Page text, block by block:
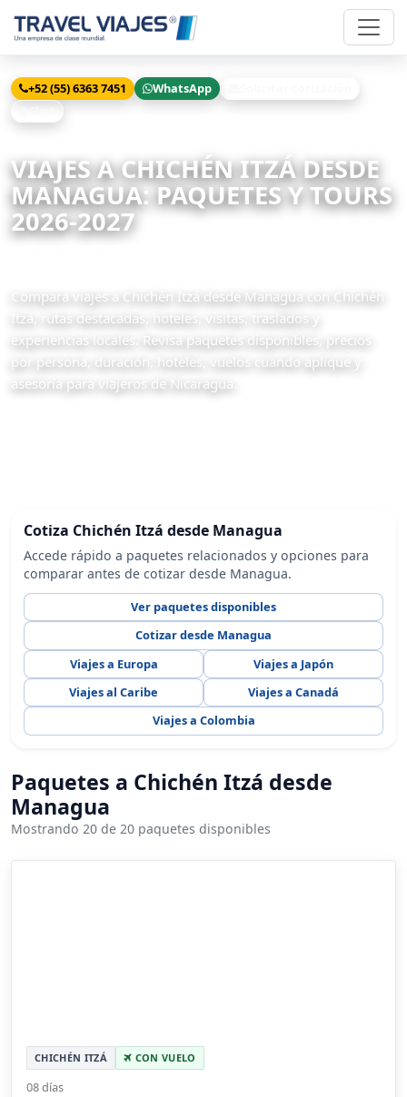
+52 (55) 6363 7451 WhatsApp
VIAJES A CHICHÉN ITZÁ DESDE
MANAGUA: PAQUETES Y TOURS
2026-2027
Compara viajes a Chichén Itzá desde Managua con Chichén
Itzá, rutas destacadas, hoteles, visitas, traslados y
experiencias locales. Revisa paquetes disponibles, precios
por persona, duración, hoteles, vuelos cuando aplique y
asesoría para viajeros de Nicaragua.
Cotiza Chichén Itzá desde Managua
Accede rápido a paquetes relacionados y opciones para
comparar antes de cotizar desde Managua.
Ver paquetes disponibles
Cotizar desde Managua
Viajes a Europa
Viajes a Japón
Viajes al Caribe
Viajes a Canadá
Viajes a Colombia
Paquetes a Chichén Itzá desde
Managua
Mostrando 20 de 20 paquetes disponibles
CHICHÉN ITZÁ CON VUELO
08 días